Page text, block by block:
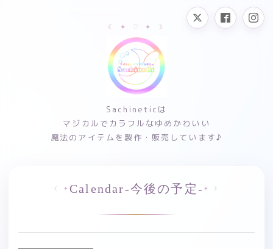
Sachineticは
マジカルでカラフルなゆめかわいい
魔法のアイテムを製作・販売しています♪
Calendar-今後の予定-